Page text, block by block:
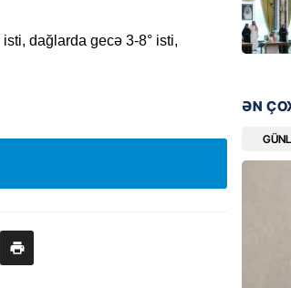
dağlarda gecə 3-8° isti,
ƏN